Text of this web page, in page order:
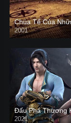
Chúa Tể Của
2001
Đấu Phá Thương
2021